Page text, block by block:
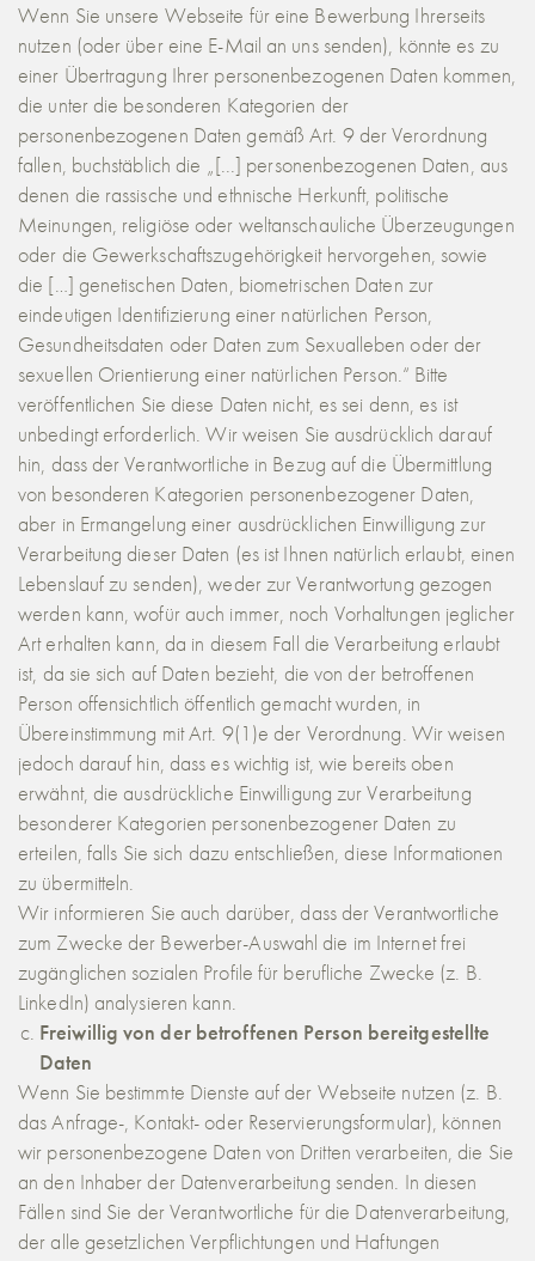
Wenn Sie unsere Webseite für eine Bewerbung Ihrerseits
nutzen (oder über eine E-Mail an uns senden), könnte es zu
einer Übertragung Ihrer personenbezogenen Daten kommen,
die unter die besonderen Kategorien der
personenbezogenen Daten gemäß Art. 9 der Verordnung
fallen, buchstäblich die „[...] personenbezogenen Daten, aus
denen die rassische und ethnische Herkunft, politische
Meinungen, religiöse oder weltanschauliche Überzeugungen
oder die Gewerkschaftszugehörigkeit hervorgehen, sowie
die […] genetischen Daten, biometrischen Daten zur
eindeutigen Identifizierung einer natürlichen Person,
Gesundheitsdaten oder Daten zum Sexualleben oder der
sexuellen Orientierung einer natürlichen Person.“ Bitte
veröffentlichen Sie diese Daten nicht, es sei denn, es ist
unbedingt erforderlich. Wir weisen Sie ausdrücklich darauf
hin, dass der Verantwortliche in Bezug auf die Übermittlung
von besonderen Kategorien personenbezogener Daten,
aber in Ermangelung einer ausdrücklichen Einwilligung zur
Verarbeitung dieser Daten (es ist Ihnen natürlich erlaubt, einen
Lebenslauf zu senden), weder zur Verantwortung gezogen
werden kann, wofür auch immer, noch Vorhaltungen jeglicher
Art erhalten kann, da in diesem Fall die Verarbeitung erlaubt
ist, da sie sich auf Daten bezieht, die von der betroffenen
Person offensichtlich öffentlich gemacht wurden, in
Übereinstimmung mit Art. 9(1)e der Verordnung. Wir weisen
jedoch darauf hin, dass es wichtig ist, wie bereits oben
erwähnt, die ausdrückliche Einwilligung zur Verarbeitung
besonderer Kategorien personenbezogener Daten zu
erteilen, falls Sie sich dazu entschließen, diese Informationen
zu übermitteln.
Wir informieren Sie auch darüber, dass der Verantwortliche
zum Zwecke der Bewerber-Auswahl die im Internet frei
zugänglichen sozialen Profile für berufliche Zwecke (z. B.
LinkedIn) analysieren kann.
Freiwillig von der betroffenen Person bereitgestellte
Daten
Wenn Sie bestimmte Dienste auf der Webseite nutzen (z. B.
das Anfrage-, Kontakt- oder Reservierungsformular), können
wir personenbezogene Daten von Dritten verarbeiten, die Sie
an den Inhaber der Datenverarbeitung senden. In diesen
Fällen sind Sie der Verantwortliche für die Datenverarbeitung,
der alle gesetzlichen Verpflichtungen und Haftungen